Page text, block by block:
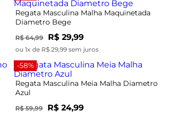
Regata Masculina Malha Maquinetada
Diametro Bege
R$ 64,99 R$ 29,99
ou 1x de R$ 29,99 sem juros
-58%
Regata Masculina Meia Malha Diametro
Azul
R$ 59,99 R$ 24,99